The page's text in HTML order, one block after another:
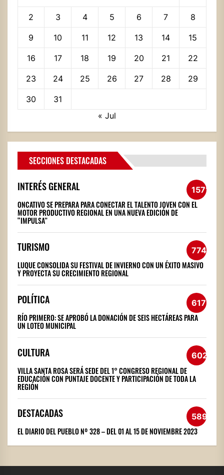
2 3 4 5 6 7 8
9 10 11 12 13 14 15
16 17 18 19 20 21 22
23 24 25 26 27 28 29
30
31
« Jul
SECCIONES DESTACADAS
INTERÉS GENERAL 1571
ONCATIVO SE PREPARA PARA CONECTAR EL TALENTO JOVEN CON EL
MOTOR PRODUCTIVO REGIONAL EN UNA NUEVA EDICIÓN DE
“IMPULSA”
TURISMO 774
LUQUE CONSOLIDA SU FESTIVAL DE INVIERNO CON UN ÉXITO MASIVO
Y PROYECTA SU CRECIMIENTO REGIONAL
POLÍTICA 617
RÍO PRIMERO: SE APROBÓ LA DONACIÓN DE SEIS HECTÁREAS PARA
UN LOTEO MUNICIPAL
CULTURA 602
VILLA SANTA ROSA SERÁ SEDE DEL 1° CONGRESO REGIONAL DE
EDUCACIÓN CON PUNTAJE DOCENTE Y PARTICIPACIÓN DE TODA LA
REGIÓN
DESTACADAS 589
EL DIARIO DEL PUEBLO Nº 328 – DEL 01 AL 15 DE NOVIEMBRE 2023